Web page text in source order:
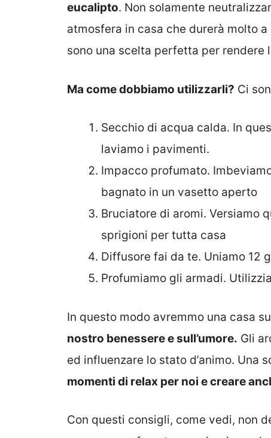
eucalipto. Non solamente
atmosfera in casa che durerà molto
sono una scelta perfetta per rendere
Ma come dobbiamo utilizzarli? Ci
Secchio di acqua calda. In
laviamo i pavimenti.
Impacco profumato.
bagnato in un vasetto aperto
Bruciatore di aromi. Versiamo
sprigioni per tutta casa
Diffusore fai da te. Uniamo 12
Profumiamo gli armadi.
In questo modo avremmo una casa
nostro benessere e sull’umore. Gli
ed influenzare lo stato d’animo. Una
momenti di relax per noi e creare
Con questi consigli, come vedi, non